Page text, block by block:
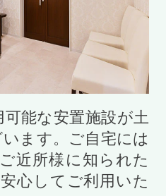
能な安置施設が土
ます。ご自宅には
近所様に知られた
心してご利用いた